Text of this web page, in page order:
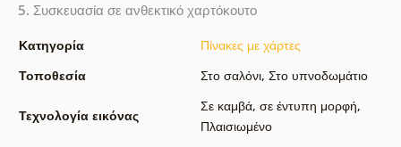
5. Συσκευασία σε ανθεκτικό χαρτόκουτο
Κατηγορία
Πίνακες με χάρτες
Τοποθεσία
Στο σαλόνι, Στο υπνοδωμάτιο
Τεχνολογία εικόνας
Σε καμβά, σε έντυπη μορφή,
Πλαισιωμένο